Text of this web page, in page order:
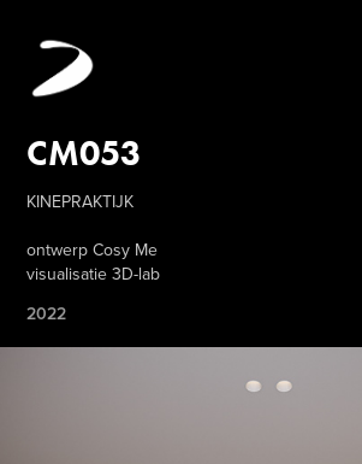
CM053
KINEPRAKTIJK
ontwerp Cosy Me
visualisatie 3D-lab
2022